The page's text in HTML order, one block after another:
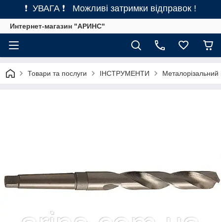
❗ УВАГА ❗ Можливі затримки відправок !
Интернет-магазин "АРИНС"
Товари та послуги ІНСТРУМЕНТИ Металорізальний